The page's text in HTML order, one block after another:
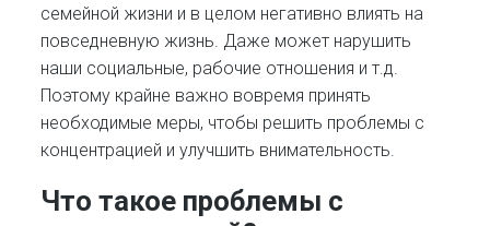
семейной жизни и в целом негативно влиять на
повседневную жизнь. Даже может нарушить
наши социальные, рабочие отношения и т.д.
Поэтому крайне важно вовремя принять
необходимые меры, чтобы решить проблемы с
концентрацией и улучшить внимательность.
Что такое проблемы с